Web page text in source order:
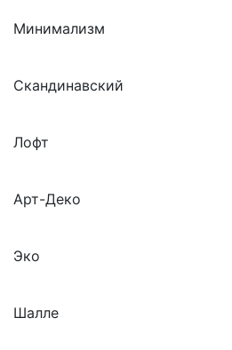
Минимализм
Скандинавский
Лофт
Арт-Деко
Эко
Шалле